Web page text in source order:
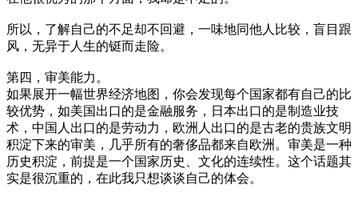
所以，了解自己的不足却不回避，一味地同他人比较，盲目跟
风，无异于人生的铤而走险。
第四，审美能力。
如果展开一幅世界经济地图，你会发现每个国家都有自己的比
较优势，如美国出口的是金融服务，日本出口的是制造业技
术，中国人出口的是劳动力，欧洲人出口的是古老的贵族文明
积淀下来的审美，几乎所有的奢侈品都来自欧洲。审美是一种
历史积淀，前提是一个国家历史、文化的连续性。这个话题其
实是很沉重的，在此我只想谈谈自己的体会。